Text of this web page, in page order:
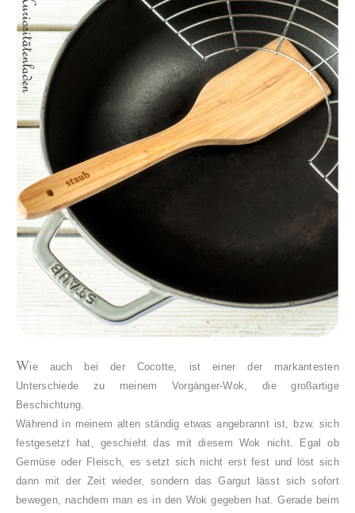
Wie auch bei der Cocotte, ist einer der markantesten
Unterschiede zu meinem Vorgänger-Wok, die großartige
Beschichtung.
Während in meinem alten ständig etwas angebrannt ist, bzw. sich
festgesetzt hat, geschieht das mit diesem Wok nicht. Egal ob
Gemüse oder Fleisch, es setzt sich nicht erst fest und löst sich
dann mit der Zeit wieder, sondern das Gargut lässt sich sofort
bewegen, nachdem man es in den Wok gegeben hat. Gerade beim